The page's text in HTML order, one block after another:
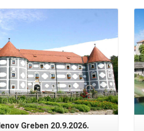
Read More
Greben 20.9.2026.